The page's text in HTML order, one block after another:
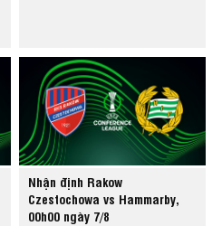
Nhận định Rakow
Czestochowa vs Hammarby,
00h00 ngày 7/8